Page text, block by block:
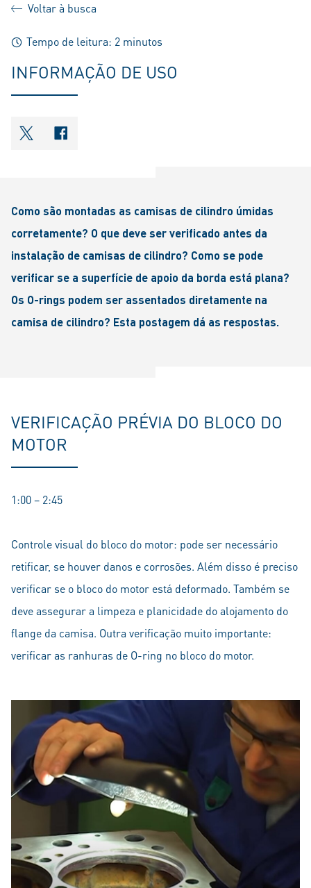
Voltar à busca
Tempo de leitura: 2 minutos
INFORMAÇÃO DE USO
shareOntwitter
shareOnfacebook
Como são montadas as camisas de cilindro úmidas
corretamente? O que deve ser verificado antes da
instalação de camisas de cilindro? Como se pode
verificar se a superfície de apoio da borda está plana?
Os O-rings podem ser assentados diretamente na
camisa de cilindro? Esta postagem dá as respostas.
VERIFICAÇÃO PRÉVIA DO BLOCO DO
MOTOR
1:00 – 2:45
Controle visual do bloco do motor: pode ser necessário
retificar, se houver danos e corrosões. Além disso é preciso
verificar se o bloco do motor está deformado. Também se
deve assegurar a limpeza e planicidade do alojamento do
flange da camisa. Outra verificação muito importante:
verificar as ranhuras de O-ring no bloco do motor.